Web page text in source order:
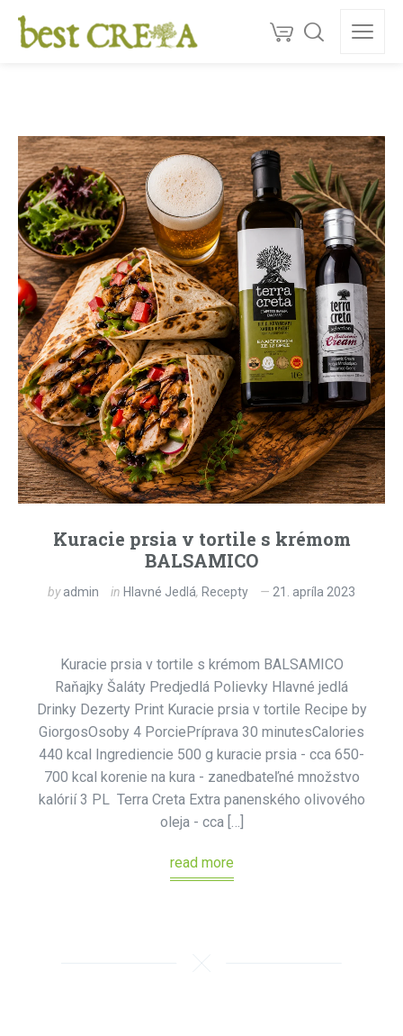
Kuracie prsia v tortile s krémom
BALSAMICO
byadmin in Hlavné Jedlá, Recepty 21. apríla 2023
Kuracie prsia v tortile s krémom BALSAMICO
Raňajky Šaláty Predjedlá Polievky Hlavné jedlá
Drinky Dezerty Print Kuracie prsia v tortile Recipe by
GiorgosOsoby 4 PorciePríprava 30 minutesCalories
440 kcal Ingrediencie 500 g kuracie prsia - cca 650-
700 kcal korenie na kura - zanedbateľné množstvo
kalórií 3 PL Terra Creta Extra panenského olivového
oleja - cca […]
read more